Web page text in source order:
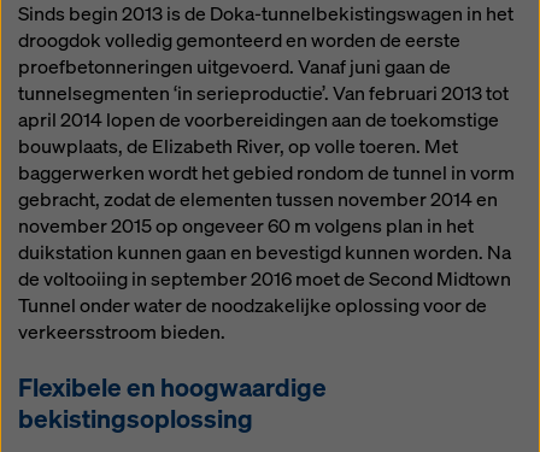
Sinds begin 2013 is de Doka-tunnelbekistingswagen in het
droogdok volledig gemonteerd en worden de eerste
proefbetonneringen uitgevoerd. Vanaf juni gaan de
tunnelsegmenten ‘in serieproductie’. Van februari 2013 tot
april 2014 lopen de voorbereidingen aan de toekomstige
bouwplaats, de Elizabeth River, op volle toeren. Met
baggerwerken wordt het gebied rondom de tunnel in vorm
gebracht, zodat de elementen tussen november 2014 en
november 2015 op ongeveer 60 m volgens plan in het
duikstation kunnen gaan en bevestigd kunnen worden. Na
de voltooiing in september 2016 moet de Second Midtown
Tunnel onder water de noodzakelijke oplossing voor de
verkeersstroom bieden.
Flexibele en hoogwaardige
bekistingsoplossing